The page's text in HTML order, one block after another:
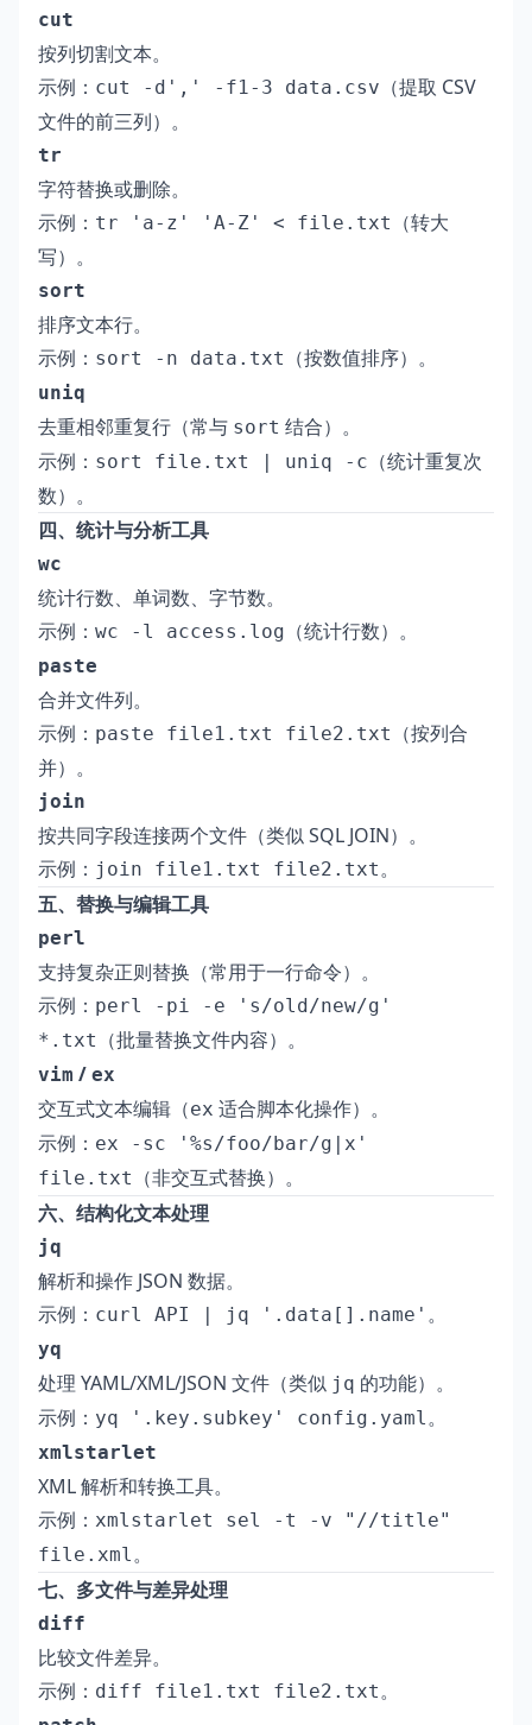
cut
按列切割文本。
示例： cut -d',' -f1-3 data.csv （提取 CSV
文件的前三列）。
tr
字符替换或删除。
示例： tr 'a-z' 'A-Z' < file.txt
（转大
写）。
sort
排序文本行。
示例： sort -n data.txt （按数值排序）。
uniq
去重相邻重复行（常与 sort 结合）。
示例： sort file.txt | uniq -c （统计重复次
数）。
四、统计与分析工具
wc
统计行数、单词数、字节数。
示例： wc -l access.log （统计行数）。
paste
合并文件列。
示例： paste file1.txt file2.txt
（按列合
并）。
join
按共同字段连接两个文件（类似 SQL JOIN）。
示例： join file1.txt file2.txt。
五、替换与编辑工具
perl
支持复杂正则替换（常用于一行命令）。
示例： perl -pi -e 's/old/new/g'
*.txt
（批量替换文件内容）。
vim / ex
交互式文本编辑（ex 适合脚本化操作）。
示例： ex -sc '%s/foo/bar/g|x'
file.txt
（非交互式替换）。
六、结构化文本处理
jq
解析和操作 JSON 数据。
示例： curl API | jq '.data[].name' 。
yq
处理 YAML/XML/JSON 文件（类似 jq 的功能）。
示例： yq '.key.subkey' config.yaml。
xmlstarlet
XML 解析和转换工具。
示例： xmlstarlet sel -t -v "//title"
file.xml。
七、多文件与差异处理
diff
比较文件差异。
示例： diff file1.txt file2.txt。